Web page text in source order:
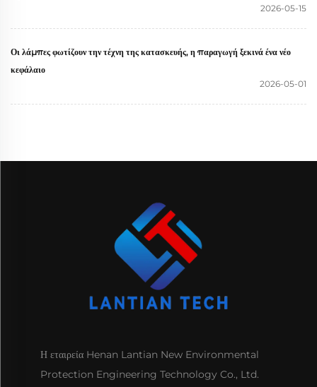
2026-05-15
Οι λάμπες φωτίζουν την τέχνη της κατασκευής, η παραγωγή ξεκινά ένα νέο
κεφάλαιο
2026-05-01
Η εταιρεία Henan Lantian New Environmental
Protection Engineering Technology Co., Ltd.